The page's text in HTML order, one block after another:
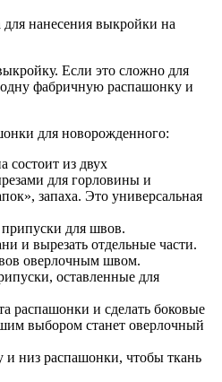
нанесения выкройки на
Если это сложно для
фабричную распашонку и
для новорожденного:
состоит из двух
для горловины и
запаха. Это универсальная
припуски для швов.
и вырезать отдельные части.
оверлочным швом.
оставленные для
распашонки и сделать боковые
выбором станет оверлочный
и низ распашонки, чтобы ткань